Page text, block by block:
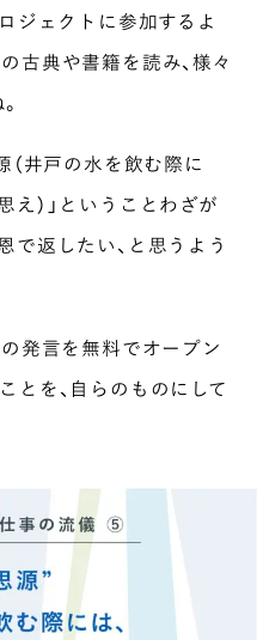
ジェクトに参加するよ
古典や書籍を読み、様々
（井戸の水を飲む際に
え）」ということわざが
で返したい、と思うよう
発言を無料でオープン
とを、自らのものにして